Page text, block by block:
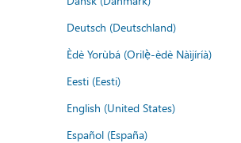
Deutsch (Deutschland)
Èdè Yorùbá (Orilẹ̀-èdè Nàìjíríà)
Eesti (Eesti)
English (United States)
Español (España)